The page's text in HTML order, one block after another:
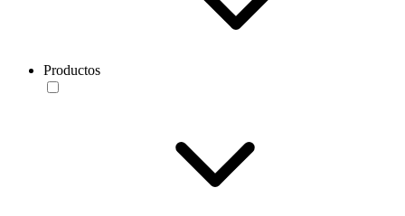
Productos